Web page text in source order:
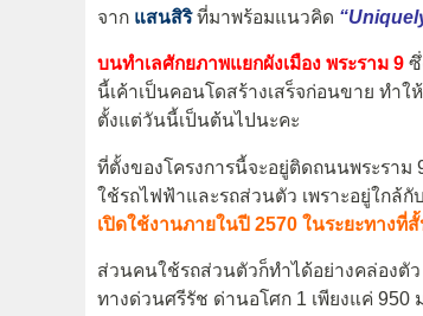
จาก แสนสิริที่มาพร้อมแนวคิด
บนทำเลศักยภาพแยกผังเมือง พระราม 9 ซึ่
นี้เค้าเป็นคอนโดสร้างเสร็จก่อนขาย ทำ
ตั้งแต่วันนี้เป็นต้นไปนะคะ
ที่ตั้งของโครงการนี้จะอยู่ติดถนนพระราม
ใช้รถไฟฟ้าและรถส่วนตัว เพราะอยู่ใกล้กั
เปิดใช้งานภายในปี 2570 ในระยะทางที่สั้
ส่วนคนใช้รถส่วนตัวก็ทำได้อย่างคล่องตั
ทางด่วนศรีรัช ด่านอโศก 1 เพียงแค่ 950